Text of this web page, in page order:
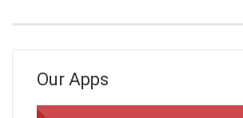
Our Apps